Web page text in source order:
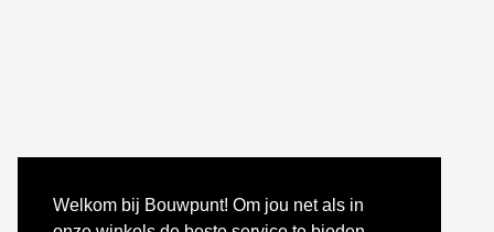
Welkom bij Bouwpunt! Om jou net als in